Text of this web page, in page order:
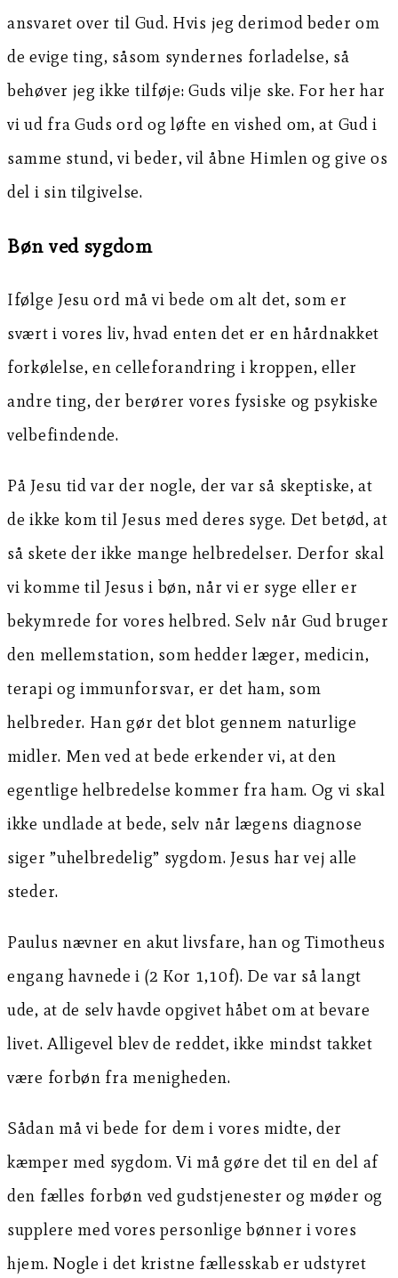
ansvaret over til Gud. Hvis jeg derimod beder om
de evige ting, såsom syndernes forladelse, så
behøver jeg ikke tilføje: Guds vilje ske. For her har
vi ud fra Guds ord og løfte en vished om, at Gud i
samme stund, vi beder, vil åbne Himlen og give os
del i sin tilgivelse.
Bøn ved sygdom
Ifølge Jesu ord må vi bede om alt det, som er
svært i vores liv, hvad enten det er en hårdnakket
forkølelse, en celleforandring i kroppen, eller
andre ting, der berører vores fysiske og psykiske
velbefindende.
På Jesu tid var der nogle, der var så skeptiske, at
de ikke kom til Jesus med deres syge. Det betød, at
så skete der ikke mange helbredelser. Derfor skal
vi komme til Jesus i bøn, når vi er syge eller er
bekymrede for vores helbred. Selv når Gud bruger
den mellemstation, som hedder læger, medicin,
terapi og immunforsvar, er det ham, som
helbreder. Han gør det blot gennem naturlige
midler. Men ved at bede erkender vi, at den
egentlige helbredelse kommer fra ham. Og vi skal
ikke undlade at bede, selv når lægens diagnose
siger ”uhelbredelig” sygdom. Jesus har vej alle
steder.
Paulus nævner en akut livsfare, han og Timotheus
engang havnede i (2 Kor 1,10f). De var så langt
ude, at de selv havde opgivet håbet om at bevare
livet. Alligevel blev de reddet, ikke mindst takket
være forbøn fra menigheden.
Sådan må vi bede for dem i vores midte, der
kæmper med sygdom. Vi må gøre det til en del af
den fælles forbøn ved gudstjenester og møder og
supplere med vores personlige bønner i vores
hjem. Nogle i det kristne fællesskab er udstyret